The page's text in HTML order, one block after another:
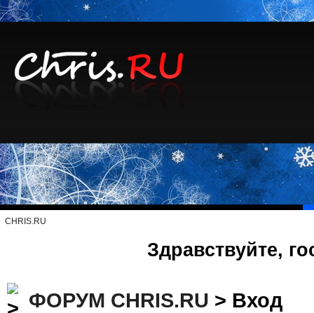
CHRIS.RU
Здравствуйте,
ФОРУМ CHRIS.RU > Вход